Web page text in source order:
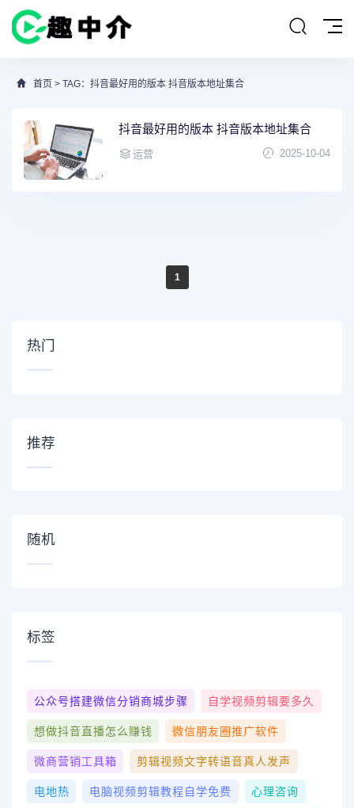
首页 > TAG：抖音最好用的版本 抖音版本地址集合
抖音最好用的版本 抖音版本地址集合
运营 2025-10-04
1
热门
推荐
随机
标签
公众号搭建微信分销商城步骤 自学视频剪辑要多久
想做抖音直播怎么赚钱 微信朋友圈推广软件
微商营销工具箱 剪辑视频文字转语音真人发声
电地热 电脑视频剪辑教程自学免费 心理咨询